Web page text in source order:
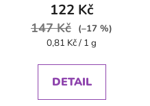
122 Kč
147 Kč
(–17 %)
Měrná
0,81 Kč / 1 g
DETAIL